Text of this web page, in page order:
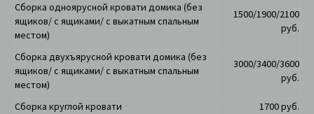
Сборка одноярусной кровати домика (без
ящиков/ с ящиками/ с выкатным спальным
местом)
1500/1900/2100
руб.
Сборка двухъярусной кровати домика (без
ящиков/ с ящиками/ с выкатным спальным
местом)
3000/3400/3600
руб.
Сборка круглой кровати
1700 руб.